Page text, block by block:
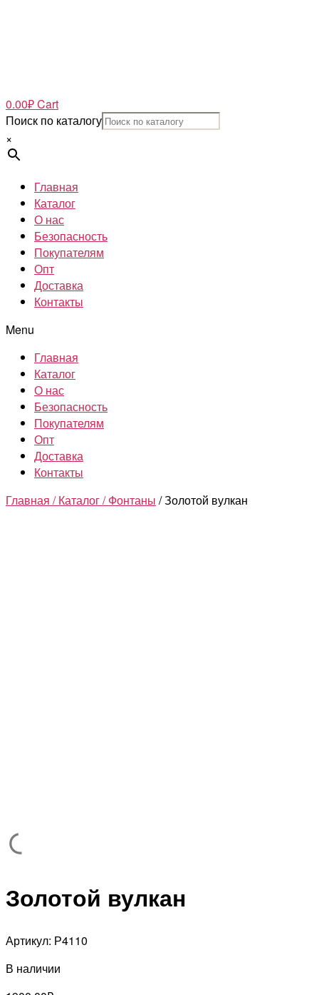
0.00₽Cart
Поиск по каталогу
×
Главная
Каталог
О нас
Безопасность
Покупателям
Опт
Доставка
Контакты
Menu
Главная
Каталог
О нас
Безопасность
Покупателям
Опт
Доставка
Контакты
Главная /Каталог /Фонтаны / Золотой вулкан
Золотой вулкан
Артикул: Р4110
В наличии